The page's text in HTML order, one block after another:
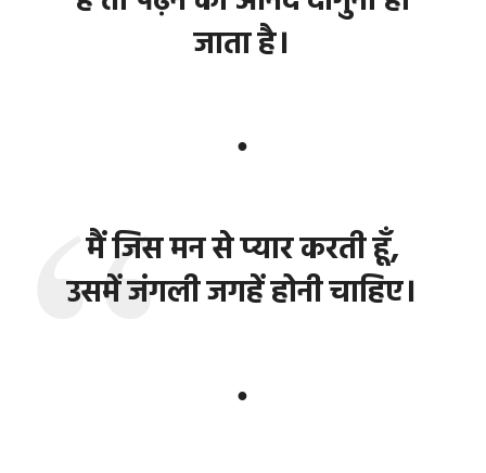
जाता है।
●
मैं जिस मन से प्यार करती हूँ,
उसमें जंगली जगहें होनी चाहिए।
●